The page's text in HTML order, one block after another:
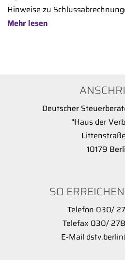
Hinweise zu
Mehr lesen
Deutscher
“Haus der
10179
SO
Telefon 030/
Telefax 030/
E-Mail